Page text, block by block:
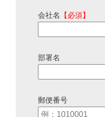
会社名 【必須】
部署名
郵便番号